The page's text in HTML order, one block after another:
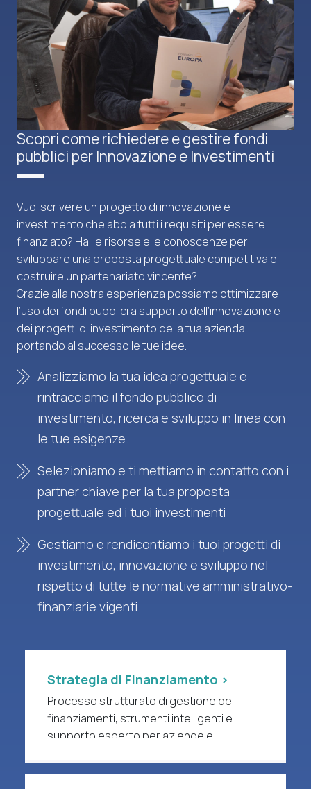
Scopri come richiedere e gestire fondi
pubblici per Innovazione e Investimenti
Vuoi scrivere un progetto di innovazione e
investimento che abbia tutti i requisiti per essere
finanziato? Hai le risorse e le conoscenze per
sviluppare una proposta progettuale competitiva e
costruire un partenariato vincente?
Grazie alla nostra esperienza possiamo ottimizzare
l’uso dei fondi pubblici a supporto dell’innovazione e
dei progetti di investimento della tua azienda,
portando al successo le tue idee.
Analizziamo la tua idea progettuale e
rintracciamo il fondo pubblico di
investimento, ricerca e sviluppo in linea con
le tue esigenze.
Selezioniamo e ti mettiamo in contatto con i
partner chiave per la tua proposta
progettuale ed i tuoi investimenti
Gestiamo e rendicontiamo i tuoi progetti di
investimento, innovazione e sviluppo nel
rispetto di tutte le normative amministrativo-
finanziarie vigenti
Strategia di Finanziamento >
Processo strutturato di gestione dei
finanziamenti, strumenti intelligenti e
supporto esperto per aziende e
di R&S